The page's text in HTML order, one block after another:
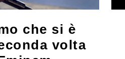
che si è
volta